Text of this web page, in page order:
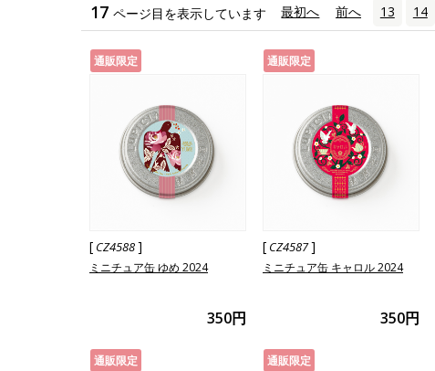
17 ページ目を表示しています 最初へ 前へ 13 14
通販限定
[ CZ4588]
ミニチュア缶 ゆめ 2024
350円
通販限定
[ CZ4587]
ミニチュア缶 キャロル 2024
350円
通販限定 通販限定